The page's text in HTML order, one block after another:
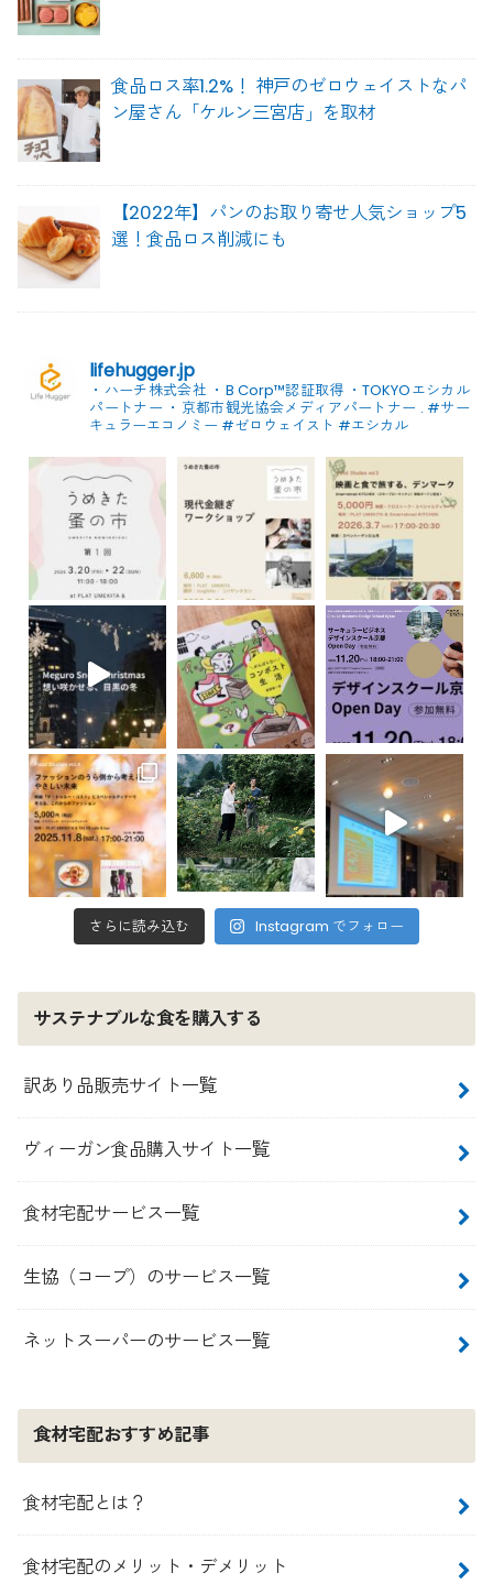
食品ロス率1.2%！ 神戸のゼロウェイストなパ
ン屋さん「ケルン三宮店」を取材
【2022年】パンのお取り寄せ人気ショップ5
選！食品ロス削減にも
lifehugger.jp
・ハーチ株式会社 ・B Corp™認証取得 ・TOKYOエシカル
パートナー ・京都市観光協会メディアパートナー . #サー
キュラーエコノミー #ゼロウェイスト #エシカル
さらに読み込む Instagram でフォロー
サステナブルな食を購入する
訳あり品販売サイト一覧
ヴィーガン食品購入サイト一覧
食材宅配サービス一覧
生協（コープ）のサービス一覧
ネットスーパーのサービス一覧
食材宅配おすすめ記事
食材宅配とは？
食材宅配のメリット・デメリット